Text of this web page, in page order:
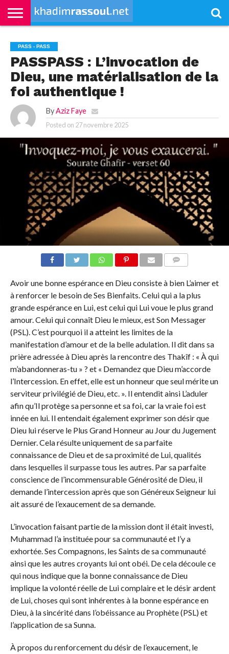
KHADIMRASSOUL
LE
MOURIDISME
ACTUALITÉS
CONTRIBUTIONS
PASS
–
PASS
NETALI
BOROM
NDAME
L’ISLAM
VIDÉOS
PASS - PASS
PASSPASS : L’invocation de
Dieu, une matérialisation de la
foi authentique !
By Aziz Faye
Posted on 27 novembre 2025
Avoir une bonne espérance en Dieu consiste à bien L’aimer et
à renforcer le besoin de Ses Bienfaits. Celui qui a la plus
grande espérance en Lui, est celui qui Lui voue le plus grand
amour. Celui qui connaît Dieu le mieux, est Son Messager
(PSL). C’est pourquoi il a atteint les limites de la
manifestation d’amour et de la belle adulation. Il dit dans sa
prière adressée à Dieu après la rencontre des Thakîf : « À qui
m’abandonneras-tu » ? et « Demandez que Dieu m’accorde
l’Intercession. En effet, elle est un honneur que seul mérite un
serviteur privilégié de Dieu, etc. ». Il entendit ainsi L’aduler
afin qu’Il protège sa personne et sa foi, car la vraie foi est
innée en lui. Il entendait également exprimer son désir que
Dieu lui réserve le Plus Grand Honneur au Jour du Jugement
Dernier. Cela résulte uniquement de sa parfaite
connaissance de Dieu et de sa proximité de Lui, qualités
dans lesquelles il surpasse tous les autres. Par sa parfaite
conscience de l’incommensurable Générosité de Dieu, il
demande l’intercession après que son Généreux Seigneur lui
ait assuré de l’exaucement de sa demande.
L’invocation faisant partie de la mission dont il était investi,
Muhammad l’a instituée pour sa communauté et l’y a
exhortée. Ses Compagnons, les Saints de sa communauté
ainsi que les autres croyants lui ont obéi. De cela découle ce
qui nous indique que la bonne connaissance de Dieu
implique la volonté réelle de Lui complaire et le désir ardent
de Lui, choses qui sont inhérentes à la bonne espérance en
Dieu, à la sincérité dans l’obéissance au Prophète (PSL) et
l’application de sa Sunna.
À propos du renforcement du désir de l’exaucement, le